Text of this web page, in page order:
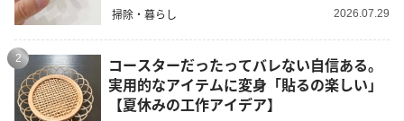
掃除・暮らし 2026.07.29
2
コースターだったってバレない自信ある。
実用的なアイテムに変身「貼るの楽しい」
【夏休みの工作アイデア】